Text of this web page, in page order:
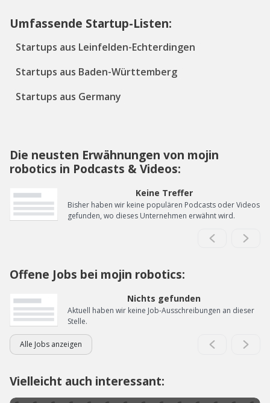
Umfassende Startup-Listen:
Startups aus Leinfelden-Echterdingen
Startups aus Baden-Württemberg
Startups aus Germany
Die neusten Erwähnungen von mojin
robotics in Podcasts & Videos:
Keine Treffer
Bisher haben wir keine populären Podcasts oder Videos
gefunden, wo dieses Unternehmen erwähnt wird.
Offene Jobs bei mojin robotics:
Nichts gefunden
Aktuell haben wir keine Job-Ausschreibungen an dieser
Stelle.
Alle Jobs anzeigen
Vielleicht auch interessant: